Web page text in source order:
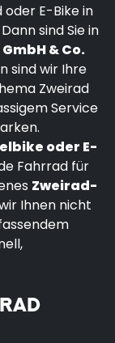
E-Bike in
sind Sie in
& Co.
sind wir Ihre
Zweirad
Service
oder E-
Fahrrad für
Zweirad-
Ihnen nicht